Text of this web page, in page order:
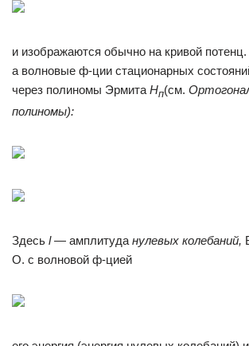
и изображаются обычно на кривой
а волновые ф-ции стационарных
через полиномы Эрмита Нп(см.
полиномы):
Здесь l— амплитуда нулевых колебаний,
О. с волновой ф-цией